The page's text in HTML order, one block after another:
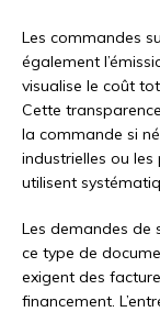
Les commandes
également
visualise le coût
Cette
la commande si
industrielles ou
utilisent
Les demandes de
ce type de
exigent des
financement.